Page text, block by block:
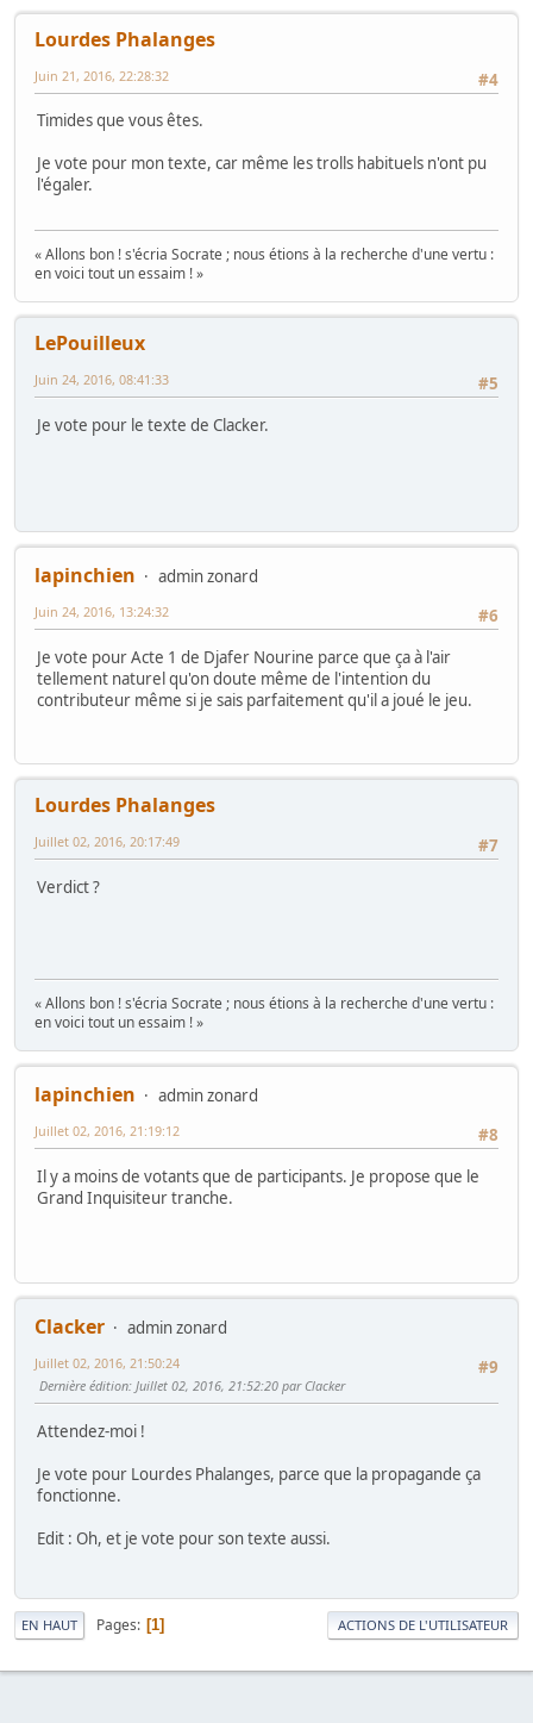
Lourdes Phalanges
#4
Juin 21, 2016, 22:28:32
Timides que vous êtes.
Je vote pour mon texte, car même les trolls habituels n'ont pu
l'égaler.
« Allons bon ! s'écria Socrate ; nous étions à la recherche d'une vertu :
en voici tout un essaim ! »
LePouilleux
#5
Juin 24, 2016, 08:41:33
Je vote pour le texte de Clacker.
lapinchien
admin zonard
#6
Juin 24, 2016, 13:24:32
Je vote pour Acte 1 de Djafer Nourine parce que ça à l'air
tellement naturel qu'on doute même de l'intention du
contributeur même si je sais parfaitement qu'il a joué le jeu.
Lourdes Phalanges
#7
Juillet 02, 2016, 20:17:49
Verdict ?
« Allons bon ! s'écria Socrate ; nous étions à la recherche d'une vertu :
en voici tout un essaim ! »
lapinchien
admin zonard
#8
Juillet 02, 2016, 21:19:12
Il y a moins de votants que de participants. Je propose que le
Grand Inquisiteur tranche.
Clacker
admin zonard
#9
Juillet 02, 2016, 21:50:24
Dernière édition: Juillet 02, 2016, 21:52:20 par Clacker
Attendez-moi !
Je vote pour Lourdes Phalanges, parce que la propagande ça
fonctionne.
Edit : Oh, et je vote pour son texte aussi.
EN HAUT Pages 1 ACTIONS DE L'UTILISATEUR